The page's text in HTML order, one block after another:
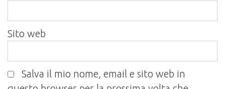
Sito web
Salva il mio nome, email e sito web in